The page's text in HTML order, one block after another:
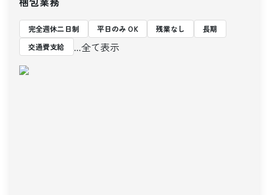
完全週休二日制 平日のみ OK 残業なし
長期
交通費支給
...全て表示